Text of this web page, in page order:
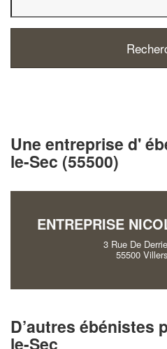
Une entreprise d'
le-Sec (55500)
ENTREPRISE
3 Rue De
55500
D’autres ébénistes
le-Sec
Augmentez
vosmarges